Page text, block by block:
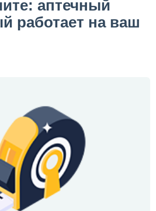
аптечный
работает на ваш